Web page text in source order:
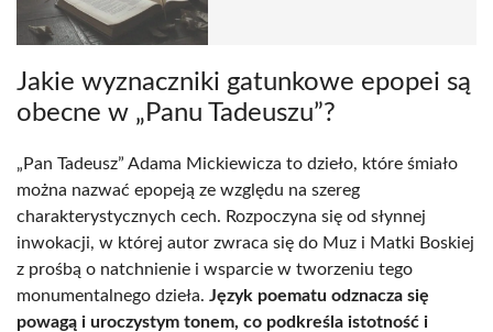
Jakie wyznaczniki gatunkowe epopei są
obecne w „Panu Tadeuszu”?
„Pan Tadeusz” Adama Mickiewicza to dzieło, które śmiało
można nazwać epopeją ze względu na szereg
charakterystycznych cech. Rozpoczyna się od słynnej
inwokacji, w której autor zwraca się do Muz i Matki Boskiej
z prośbą o natchnienie i wsparcie w tworzeniu tego
monumentalnego dzieła. Język poematu odznacza się
powagą i uroczystym tonem, co podkreśla istotność i